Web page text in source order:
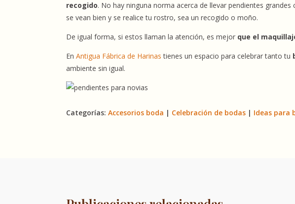
recogido. No hay ninguna norma acerca de llevar pendientes
se vean bien y se realice tu rostro, sea un recogido o moño.
De igual forma, si estos llaman la atención, es mejor que el
EnAntigua Fábrica de Harinas tienes un espacio para celebrar tanto tu
ambiente sin igual.
Categorías:Accesorios boda | Celebración de bodas | Ideas para